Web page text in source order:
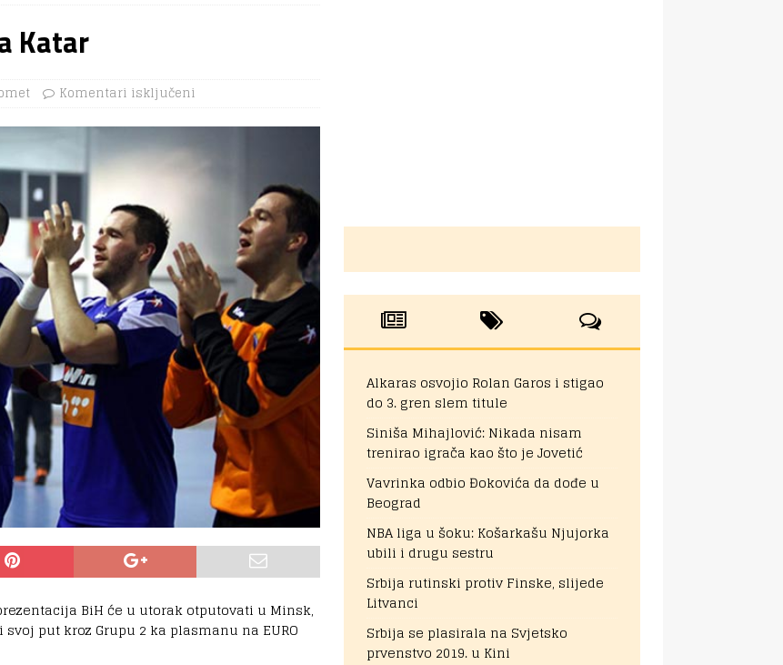
Katar
Komentari isključeni
BiH će u utorak otputovati u Minsk,
put kroz Grupu 2 ka plasmanu na EURO
Alkaras osvojio Rolan Garos i stigao
do 3. gren slem titule
Siniša Mihajlović: Nikada nisam
trenirao igrača kao što je Jovetić
Vavrinka odbio Đokovića da dođe u
Beograd
NBA liga u šoku: Košarkašu Njujorka
ubili i drugu sestru
Srbija rutinski protiv Finske, slijede
Litvanci
Srbija se plasirala na Svjetsko
prvenstvo 2019. u Kini